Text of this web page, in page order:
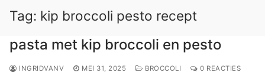
Tag: kip broccoli pesto recept
pasta met kip broccoli en pesto
INGRIDVANV MEI 31, 2025 BROCCOLI 0 REACTIES